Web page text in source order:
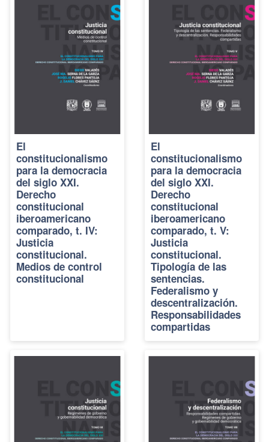
El
constitucionalismo
para la democracia
del siglo XXI.
Derecho
constitucional
iberoamericano
comparado, t. IV:
Justicia
constitucional.
Medios de control
constitucional
El
constitucionalismo
para la democracia
del siglo XXI.
Derecho
constitucional
iberoamericano
comparado, t. V:
Justicia
constitucional.
Tipología de las
sentencias.
Federalismo y
descentralización.
Responsabilidades
compartidas